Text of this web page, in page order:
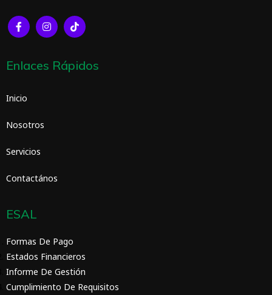
Enlaces Rápidos
Inicio
Nosotros
Servicios
Contactános
ESAL
Formas De Pago
Estados Financieros
Informe De Gestión
Cumplimiento De Requisitos